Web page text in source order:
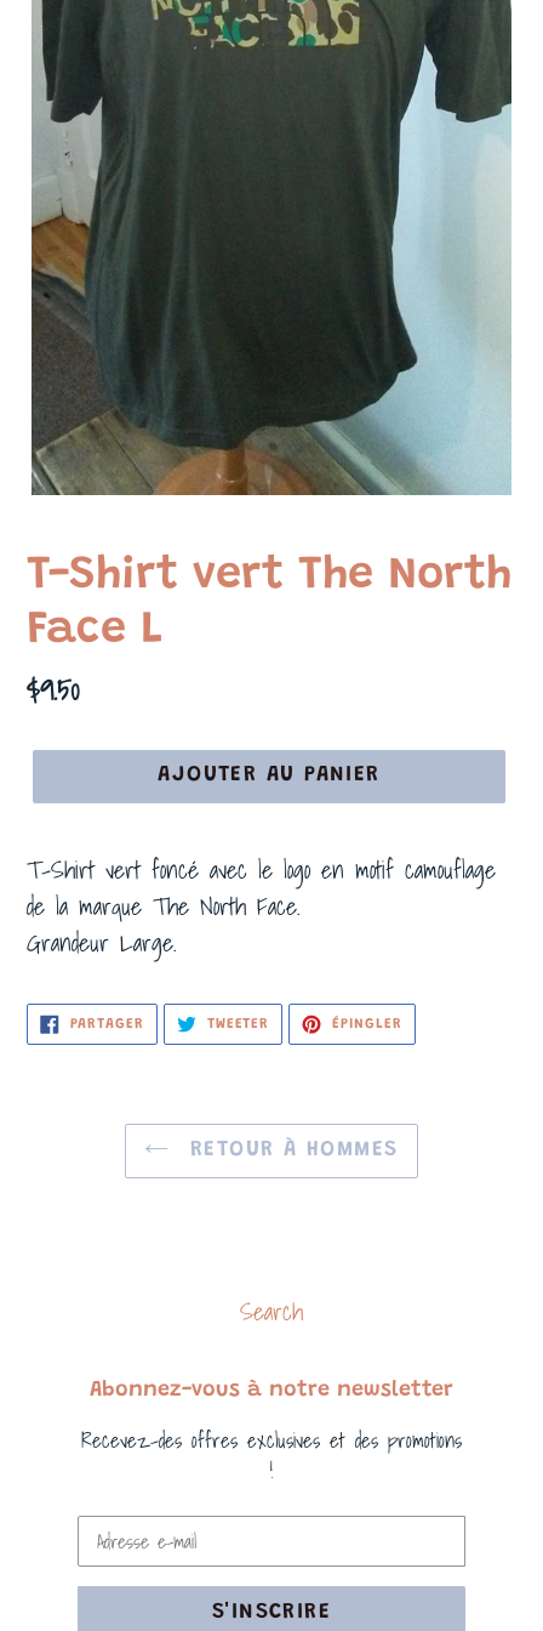
T-Shirt vert The North
Face L
Prix
$9.50
AJOUTER AU PANIER
T-Shirt vert foncé avec le logo en motif camouflage
de la marque The North Face.
Grandeur Large.
PARTAGER PARTAGER
FACEBOOK
TWEETER
TWEETER
TWITTER
ÉPINGLER
PINTEREST
RETOUR À HOMMES
Search
Abonnez-vous à notre newsletter
Recevez-des offres exclusives et des promotions
!
S'INSCRIRE